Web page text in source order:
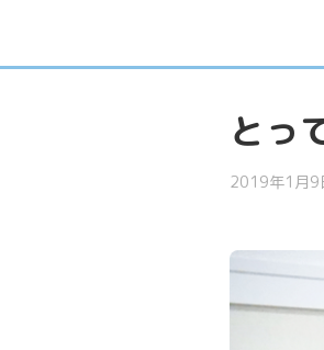
とっ
2019年1月9